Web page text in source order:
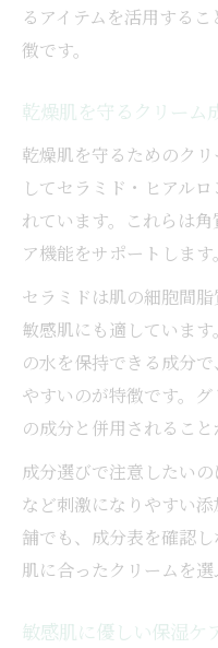
るアイテムを活用する
徴です。
乾燥肌を守るクリーム
乾燥肌を守るためのク
してセラミド・ヒアル
れています。これらは
ア機能をサポートします。
セラミドは肌の細胞間脂
敏感肌にも適していま
の水を保持できる成分
やすいのが特徴です。
の成分と併用されること
成分選びで注意したい
など刺激になりやすい
舗でも、成分表を確認
肌に合ったクリームを選
敏感肌に優しい保湿ケ